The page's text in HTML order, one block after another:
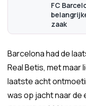
FC
zaak
Barcelona had de
Real Betis, met maar
laatste acht
was op jacht naar